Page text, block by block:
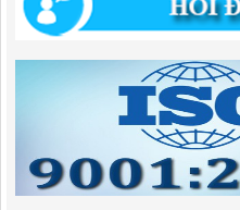
Lượt xem:671 | lượt tải:203
292/QĐ-UBND
Quyết định về việc công bố
hành trong lĩnh vực khu công
giải quyết của Ban Quản lý Khu
Lượt xem:512 | lượt tải:363
314/QĐ-BQLKKT
QUYẾT ĐỊNH Về việc công bố